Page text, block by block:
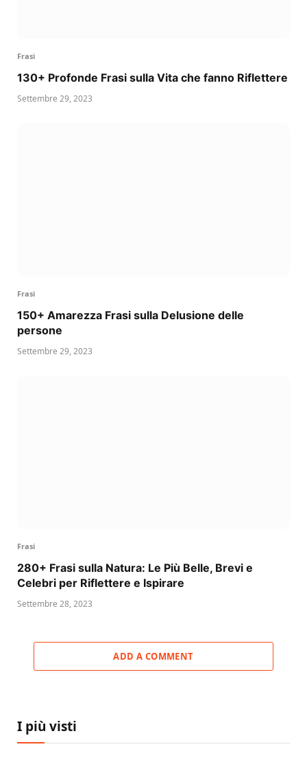
Frasi
130+ Profonde Frasi sulla Vita che fanno Riflettere
Settembre 29, 2023
Frasi
150+ Amarezza Frasi sulla Delusione delle
persone
Settembre 29, 2023
Frasi
280+ Frasi sulla Natura: Le Più Belle, Brevi e
Celebri per Riflettere e Ispirare
Settembre 28, 2023
ADD A COMMENT
I più visti